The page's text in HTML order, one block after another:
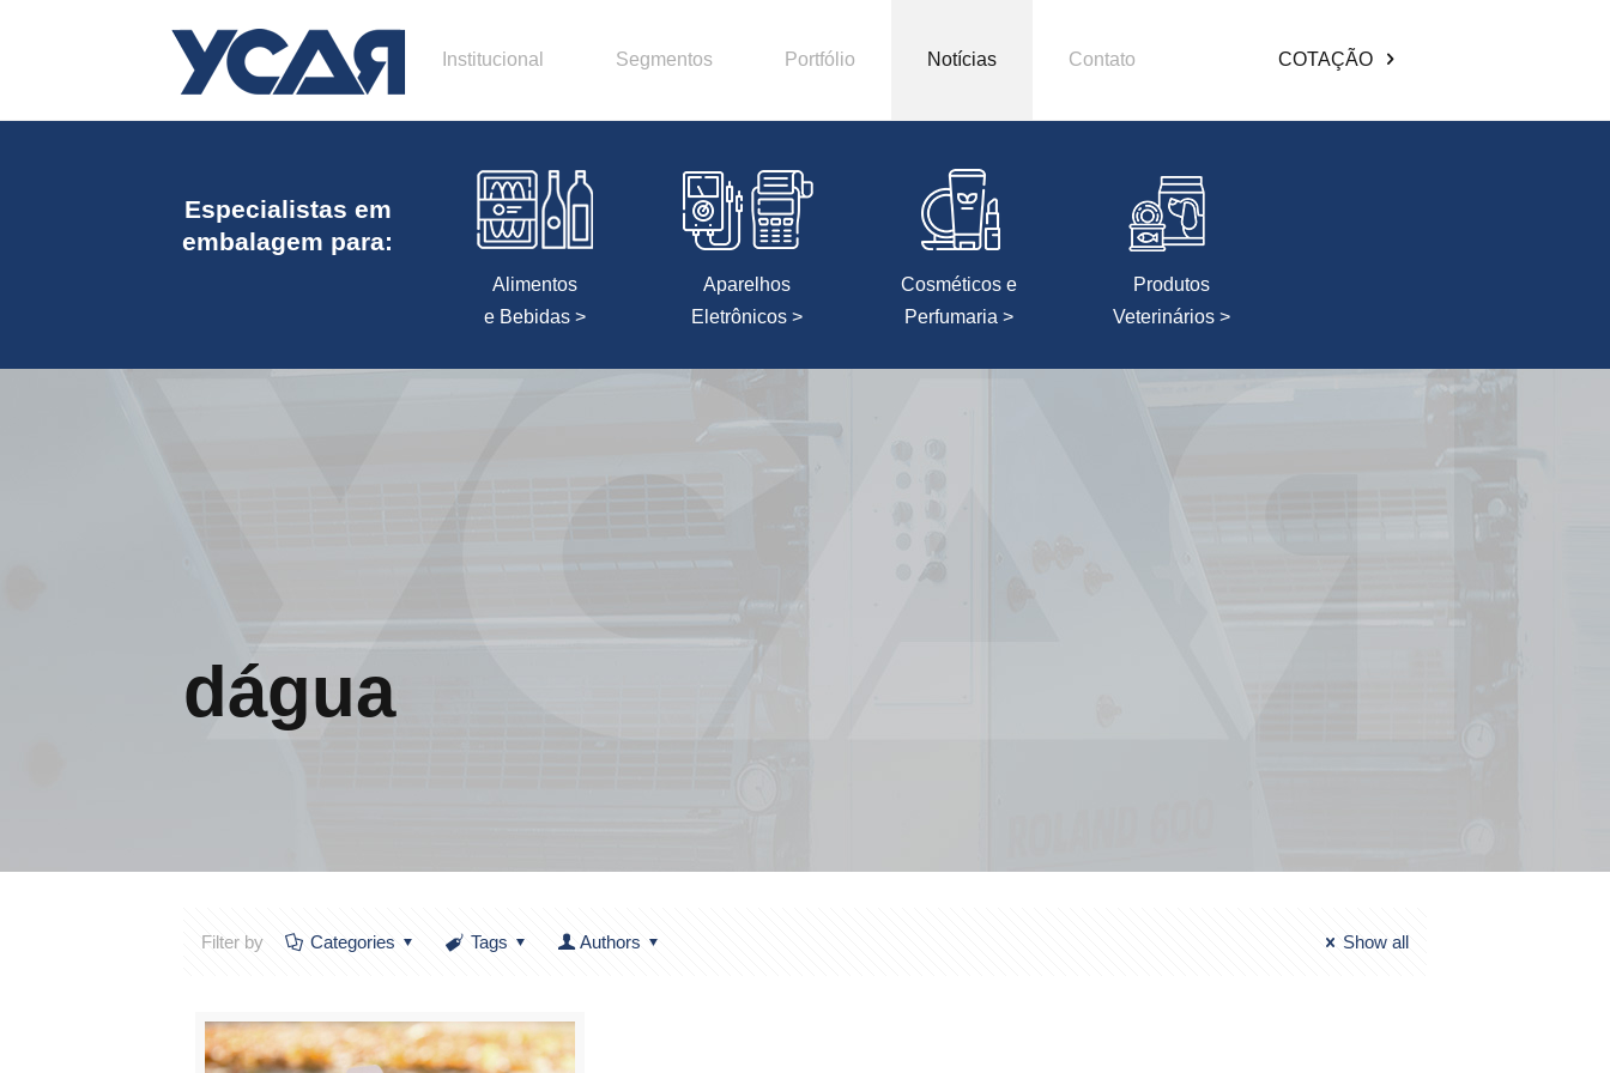
Institucional Segmentos Portfólio Notícias Contato COTAÇÃO
Especialistas em
embalagem para:
Alimentos
e Bebidas >
Aparelhos
Eletrônicos >
Cosméticos e
Perfumaria >
Produtos
Veterinários >
dágua
Filter by Categories Tags Authors Show all